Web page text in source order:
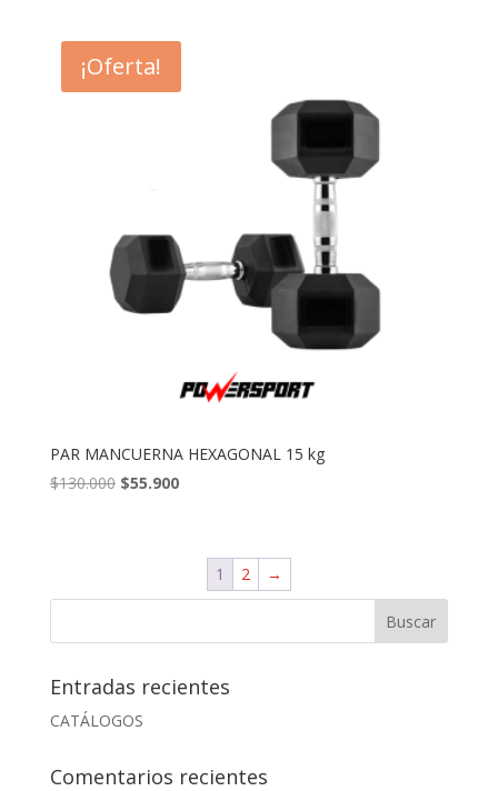
era:
$106.000.
es:
¡Oferta!
PAR MANCUERNA HEXAGONAL 15 kg
$130.000 El
$55.900El
$55.900.
1 2 →
Entradas recientes
CATÁLOGOS
Comentarios recientes